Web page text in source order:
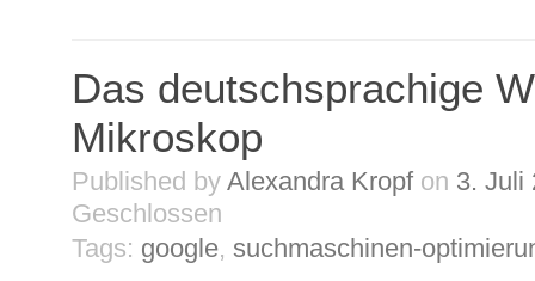
Das deutschsprachige
Mikroskop
Published by Alexandra Kropf on 3. Juli
Geschlossen
Tags: google, suchmaschinen-